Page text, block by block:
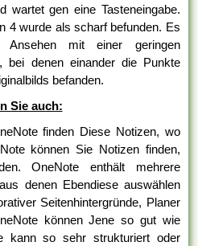
wartet gen eine Tasteneingabe.
4 wurde als scharf befunden. Es
Ansehen mit einer geringen
bei denen einander die Punkte
befanden.
Sie auch:
finden Diese Notizen, wo
können Sie Notizen finden,
OneNote enthält mehrere
denen Ebendiese auswählen
Seitenhintergründe, Planer
können Jene so gut wie
kann so sehr strukturiert oder